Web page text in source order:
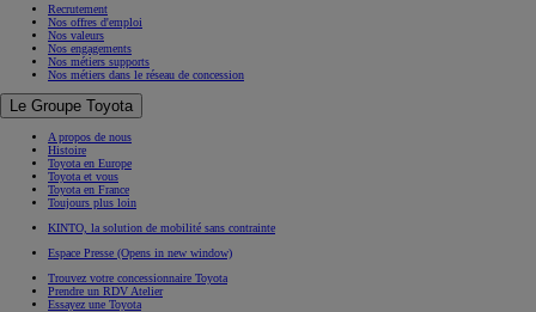
Recrutement
Nos offres d'emploi
Nos valeurs
Nos engagements
Nos métiers supports
Nos métiers dans le réseau de concession
Le Groupe Toyota
A propos de nous
Histoire
Toyota en Europe
Toyota et vous
Toyota en France
Toujours plus loin
KINTO, la solution de mobilité sans contrainte
Espace Presse (Opens in new window)
Trouvez votre concessionnaire Toyota
Prendre un RDV Atelier
Essayez une Toyota